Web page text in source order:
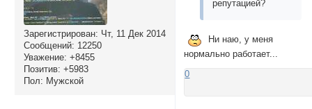
Зарегистрирован: Чт, 11 Дек 2014
Сообщений: 12250
Уважение: +8455
Позитив: +5983
Пол: Мужской
репутацией?
Ни наю, у меня
нормально работает...
0